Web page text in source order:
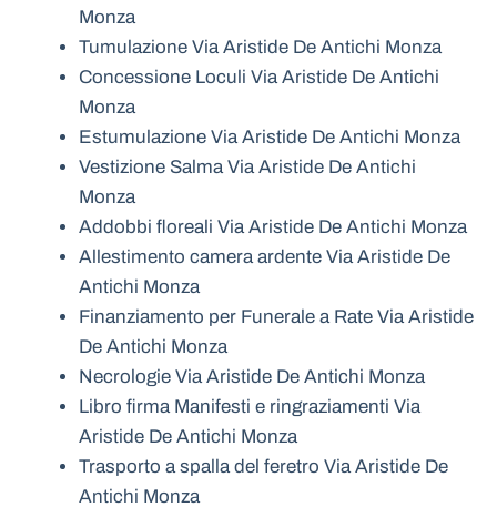
Monza
Tumulazione Via Aristide De Antichi Monza
Concessione Loculi Via Aristide De Antichi
Monza
Estumulazione Via Aristide De Antichi Monza
Vestizione Salma Via Aristide De Antichi
Monza
Addobbi floreali Via Aristide De Antichi Monza
Allestimento camera ardente Via Aristide De
Antichi Monza
Finanziamento per Funerale a Rate Via Aristide
De Antichi Monza
Necrologie Via Aristide De Antichi Monza
Libro firma Manifesti e ringraziamenti Via
Aristide De Antichi Monza
Trasporto a spalla del feretro Via Aristide De
Antichi Monza